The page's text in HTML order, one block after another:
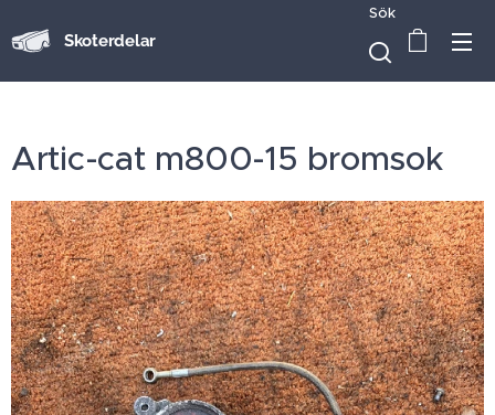
Skoterdelar
Sök
Artic-cat m800-15 bromsok